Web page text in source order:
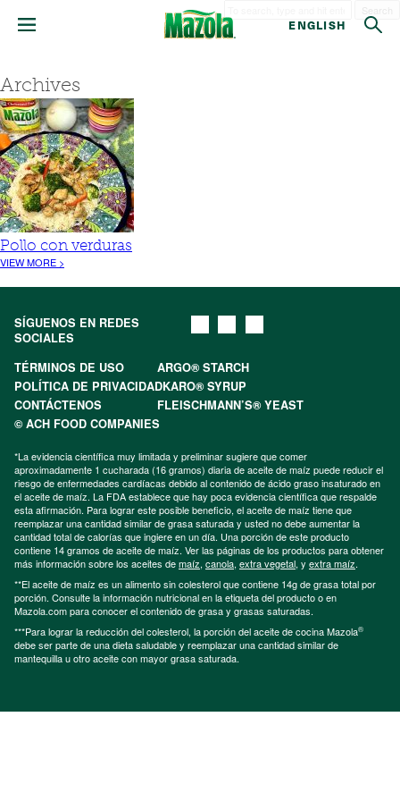
ENGLISH
Archives
Pollo con verduras
VIEW MORE >
SÍGUENOS EN REDES
SOCIALES
TÉRMINOS DE USO
ARGO® STARCH
POLÍTICA DE PRIVACIDADKARO® SYRUP
CONTÁCTENOS
FLEISCHMANN’S® YEAST
© ACH FOOD COMPANIES
*La evidencia científica muy limitada y preliminar sugiere que comer
aproximadamente 1 cucharada (16 gramos) diaria de aceite de maíz puede reducir el
riesgo de enfermedades cardíacas debido al contenido de ácido graso insaturado en
el aceite de maíz. La FDA establece que hay poca evidencia científica que respalde
esta afirmación. Para lograr este posible beneficio, el aceite de maíz tiene que
reemplazar una cantidad similar de grasa saturada y usted no debe aumentar la
cantidad total de calorías que ingiere en un día. Una porción de este producto
contiene 14 gramos de aceite de maíz. Ver las páginas de los productos para obtener
más información sobre los aceites demaíz, canola, extra vegetal, y extra maíz.
**El aceite de maíz es un alimento sin colesterol que contiene 14g de grasa total por
porción. Consulte la información nutricional en la etiqueta del producto o en
Mazola.com para conocer el contenido de grasa y grasas saturadas.
***Para lograr la reducción del colesterol, la porción del aceite de cocina Mazola®
debe ser parte de una dieta saludable y reemplazar una cantidad similar de
mantequilla u otro aceite con mayor grasa saturada.